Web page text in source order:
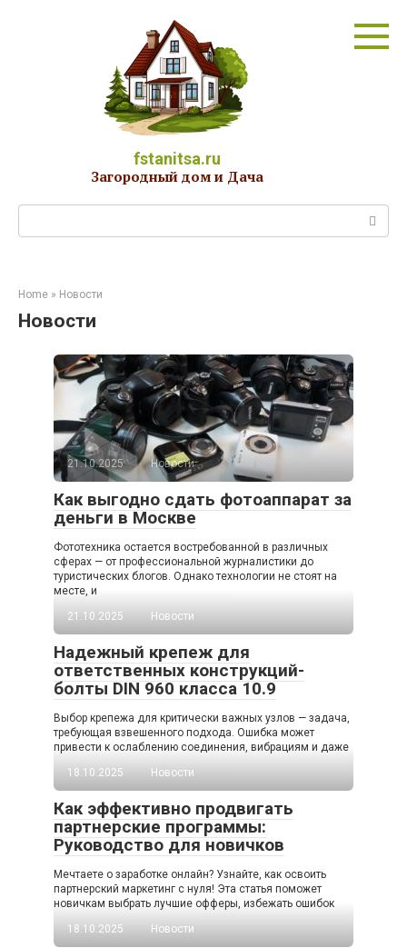
fstanitsa.ru
Загородный дом и Дача
Home » Новости
Новости
21.10.2025 Новости
Как выгодно сдать фотоаппарат за
деньги в Москве
Фототехника остается востребованной в различных
сферах — от профессиональной журналистики до
туристических блогов. Однако технологии не стоят на
месте, и
21.10.2025
Новости
Надежный крепеж для
ответственных конструкций-
болты DIN 960 класса 10.9
Выбор крепежа для критически важных узлов — задача,
требующая взвешенного подхода. Ошибка может
привести к ослаблению соединения, вибрациям и даже
18.10.2025
Новости
Как эффективно продвигать
партнерские программы:
Руководство для новичков
Мечтаете о заработке онлайн? Узнайте, как освоить
партнерский маркетинг с нуля! Эта статья поможет
новичкам выбрать лучшие офферы, избежать ошибок
18.10.2025
Новости